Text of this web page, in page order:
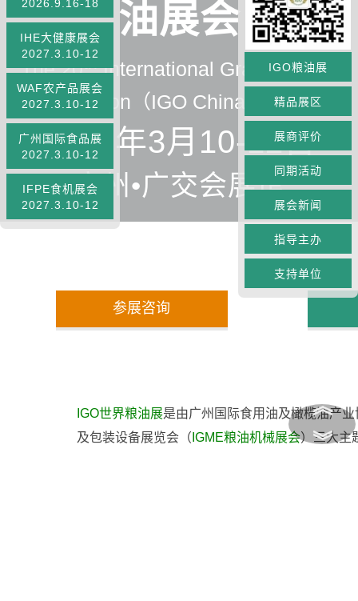
油展会
The 20thInternational Grain and Oil
Exhibition（IGO China 2027）
2027年3月10-12日
广州•广交会展馆
2026.9.16-18
IHE大健康展会
2027.3.10-12
WAF农产品展会
2027.3.10-12
广州国际食品展
2027.3.10-12
IFPE食机展会
2027.3.10-12
IGO粮油展
精品展区
展商评价
同期活动
展会新闻
指导主办
支持单位
参展咨询
IGO世界粮油展是由广州国际食用油及橄榄油产
及包装设备展览会（ IGME粮油机械展会）三大主
︽
︾